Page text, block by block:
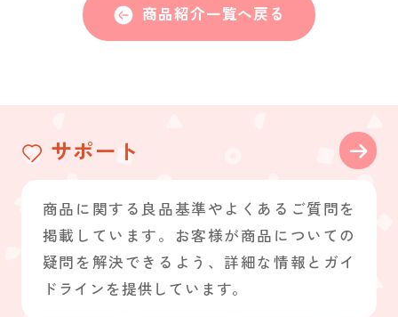
商品紹介一覧へ戻る
サポート
商品に関する良品基準やよくあるご質問を
掲載しています。お客様が商品についての
疑問を解決できるよう、詳細な情報とガイ
ドラインを提供しています。